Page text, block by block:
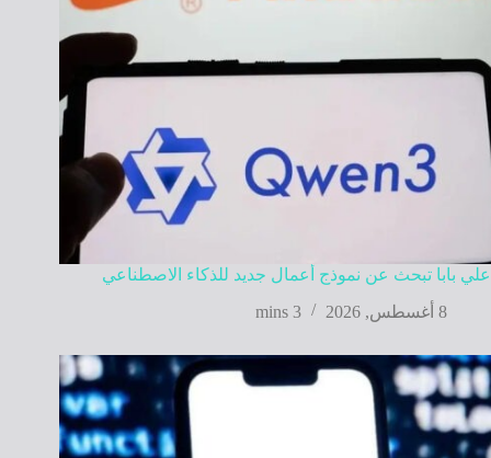
علي بابا تبحث عن نموذج أعمال جديد للذكاء الاصطناعي
8 أغسطس, 2026
3 mins